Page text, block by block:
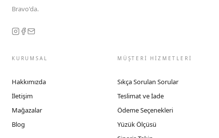
Bravo'da.
KURUMSAL
Hakkımızda
İletişim
Mağazalar
Blog
MÜŞTERİ HİZMETLERİ
Sıkça Sorulan Sorular
Teslimat ve İade
Ödeme Seçenekleri
Yüzük Ölçüsü